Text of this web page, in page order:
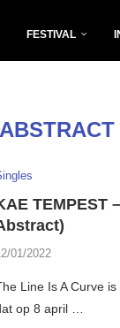
FESTIVAL
TEMPEST
01/2022
Line Is A Curve
op 8 april …